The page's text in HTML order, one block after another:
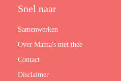
Snel naar
Samenwerken
Over Mama's met thee
Contact
Disclaimer